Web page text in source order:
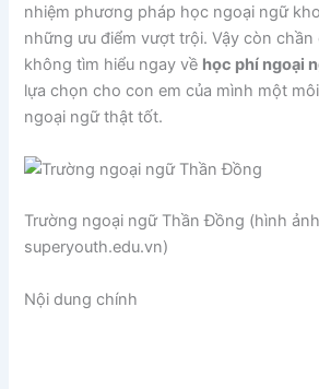
nhiệm phương pháp học ngoại ngữ
những ưu điểm vượt trội. Vậy còn chần
không tìm hiểu ngay về học phí ngoại
lựa chọn cho con em của mình một
ngoại ngữ thật tốt.
Trường ngoại ngữ Thần Đồng (hình
superyouth.edu.vn)
Nội dung chính